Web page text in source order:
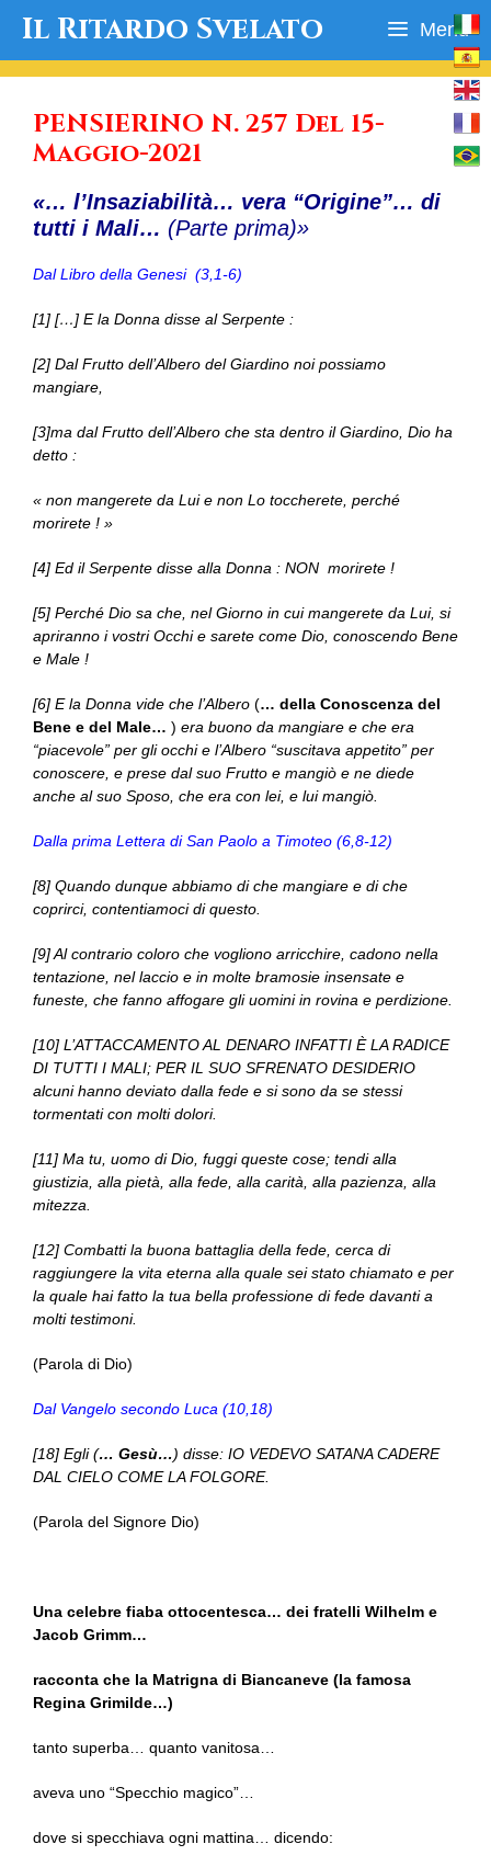
Il Ritardo Svelato Menu
PENSIERINO N. 257 Del 15-
Maggio-2021
«… l’Insaziabilità… vera “Origine”… di
tutti i Mali… (Parte prima)»
Dal Libro della Genesi (3,1-6)
[1] […] E la Donna disse al Serpente :
[2] Dal Frutto dell’Albero del Giardino noi possiamo
mangiare,
[3]ma dal Frutto dell’Albero che sta dentro il Giardino, Dio ha
detto :
« non mangerete da Lui e non Lo toccherete, perché
morirete ! »
[4] Ed il Serpente disse alla Donna : NON morirete !
[5] Perché Dio sa che, nel Giorno in cui mangerete da Lui, si
apriranno i vostri Occhi e sarete come Dio, conoscendo Bene
e Male !
[6] E la Donna vide che l’Albero (… della Conoscenza del
Bene e del Male… ) era buono da mangiare e che era
“piacevole” per gli occhi e l’Albero “suscitava appetito” per
conoscere, e prese dal suo Frutto e mangiò e ne diede
anche al suo Sposo, che era con lei, e lui mangiò.
Dalla prima Lettera di San Paolo a Timoteo (6,8-12)
[8] Quando dunque abbiamo di che mangiare e di che
coprirci, contentiamoci di questo.
[9] Al contrario coloro che vogliono arricchire, cadono nella
tentazione, nel laccio e in molte bramosie insensate e
funeste, che fanno affogare gli uomini in rovina e perdizione.
[10] L’ATTACCAMENTO AL DENARO INFATTI È LA RADICE
DI TUTTI I MALI; PER IL SUO SFRENATO DESIDERIO
alcuni hanno deviato dalla fede e si sono da se stessi
tormentati con molti dolori.
[11] Ma tu, uomo di Dio, fuggi queste cose; tendi alla
giustizia, alla pietà, alla fede, alla carità, alla pazienza, alla
mitezza.
[12] Combatti la buona battaglia della fede, cerca di
raggiungere la vita eterna alla quale sei stato chiamato e per
la quale hai fatto la tua bella professione di fede davanti a
molti testimoni.
(Parola di Dio)
Dal Vangelo secondo Luca (10,18)
[18] Egli (… Gesù…) disse: IO VEDEVO SATANA CADERE
DAL CIELO COME LA FOLGORE.
(Parola del Signore Dio)
Una celebre fiaba ottocentesca… dei fratelli Wilhelm e
Jacob Grimm…
racconta che la Matrigna di Biancaneve (la famosa
Regina Grimilde…)
tanto superba… quanto vanitosa…
aveva uno “Specchio magico”…
dove si specchiava ogni mattina… dicendo: